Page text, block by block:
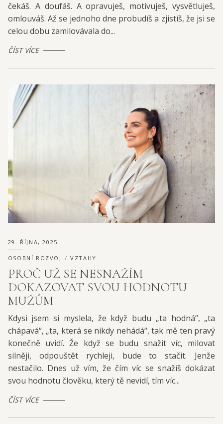
čekáš. A doufáš. A opravuješ, motivuješ, vysvětluješ,
omlouváš. Až se jednoho dne probudíš a zjistíš, že jsi se
celou dobu zamilovávala do...
ČÍST VÍCE
29. ŘÍJNA, 2025
OSOBNÍ ROZVOJ VZTAHY
PROČ UŽ SE NESNAŽÍM
DOKAZOVAT SVOU HODNOTU
MUŽŮM
Kdysi jsem si myslela, že když budu „ta hodná“, „ta
chápavá“, „ta, která se nikdy nehádá“, tak mě ten pravý
konečně uvidí. Že když se budu snažit víc, milovat
silněji, odpouštět rychleji, bude to stačit. Jenže
nestačilo. Dnes už vím, že čím víc se snažíš dokázat
svou hodnotu člověku, který tě nevidí, tím víc...
ČÍST VÍCE